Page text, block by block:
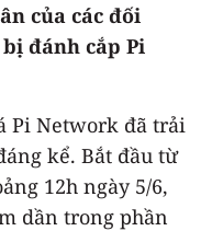
của các đối
đánh cắp Pi
Pi Network đã trải
kể. Bắt đầu từ
12h ngày 5/6,
dần trong phần